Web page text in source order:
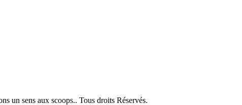
un sens aux scoops.. Tous droits Réservés.